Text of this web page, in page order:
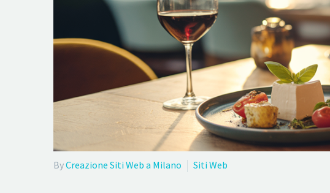
ByCreazione Siti Web a Milano Siti Web